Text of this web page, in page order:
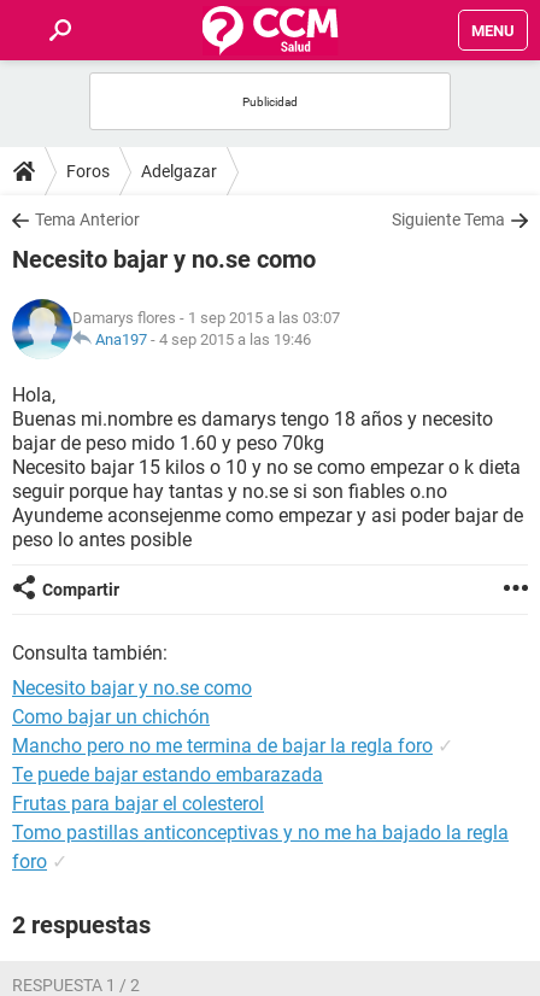
MENU
FOROS
SALUD
NUTRICIÓN
BIENESTAR
SEXUALIDAD
GLOSARIO
Foros Adelgazar
Tema Anterior Siguiente Tema
Necesito bajar y no.se como
Damarys flores - 1 sep 2015 a las 03:07
Ana197 - 4 sep 2015 a las 19:46
Hola,
Buenas mi.nombre es damarys tengo 18 años y necesito
bajar de peso mido 1.60 y peso 70kg
Necesito bajar 15 kilos o 10 y no se como empezar o k dieta
seguir porque hay tantas y no.se si son fiables o.no
Ayundeme aconsejenme como empezar y asi poder bajar de
peso lo antes posible
Compartir
Consulta también:
Necesito bajar y no.se como
Como bajar un chichón
Mancho pero no me termina de bajar la regla foro ✓
Te puede bajar estando embarazada
Frutas para bajar el colesterol
Tomo pastillas anticonceptivas y no me ha bajado la regla
foro ✓
2 respuestas
RESPUESTA 1 / 2